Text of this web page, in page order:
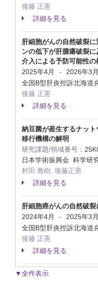
後藤 正憲
詳細を見る
肝細胞がんの自然破裂
ンの低下が肝腫瘍破裂
介入による予防可能性の
2025年4月
-
2026年3月
全国B型肝炎控訴北海道
後藤 正憲
詳細を見る
納豆菌が産生するナッ
移行機構の解明
研究課題/領域番号：
日本学術振興会 科学研
村田 雅樹, 後藤正憲
詳細を見る
肝細胞癌がんの自然破
2024年4月
-
2025年3月
全国B型肝炎控訴北海道
後藤 正憲
詳細を見る
▼全件表示